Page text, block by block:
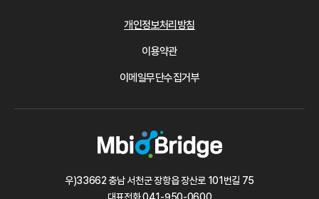
개인정보처리방침
이용약관
이메일무단수집거부
우)33662 충남 서천군 장항읍 장산로 101번길 75
대표전화041-950-0600